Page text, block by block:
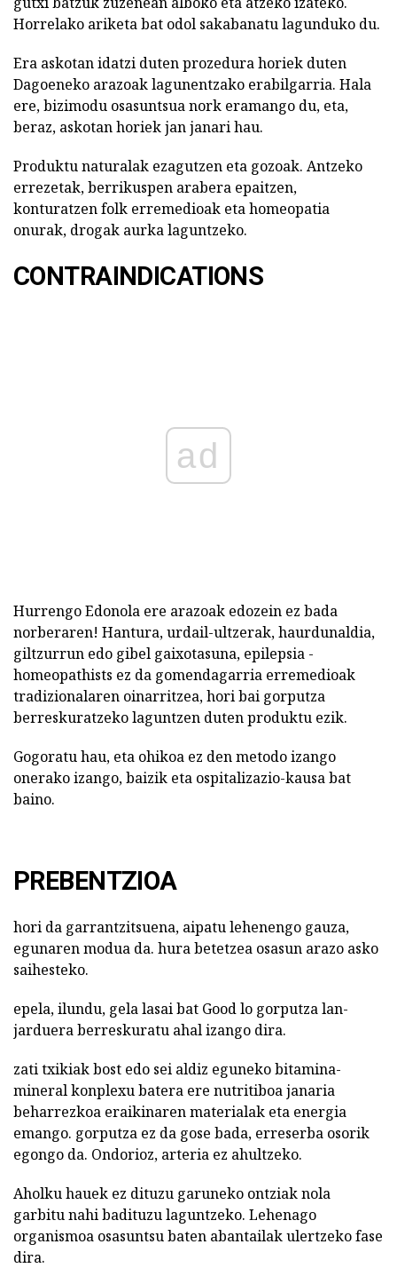
Horrelako ariketa bat odol sakabanatu lagunduko du.
Era askotan idatzi duten prozedura horiek duten
Dagoeneko arazoak lagunentzako erabilgarria. Hala
ere, bizimodu osasuntsua nork eramango du, eta,
beraz, askotan horiek jan janari hau.
Produktu naturalak ezagutzen eta gozoak. Antzeko
errezetak, berrikuspen arabera epaitzen,
konturatzen folk erremedioak eta homeopatia
onurak, drogak aurka laguntzeko.
CONTRAINDICATIONS
ad
Hurrengo Edonola ere arazoak edozein ez bada
norberaren! Hantura, urdail-ultzerak, haurdunaldia,
giltzurrun edo gibel gaixotasuna, epilepsia -
homeopathists ez da gomendagarria erremedioak
tradizionalaren oinarritzea, hori bai gorputza
berreskuratzeko laguntzen duten produktu ezik.
Gogoratu hau, eta ohikoa ez den metodo izango
onerako izango, baizik eta ospitalizazio-kausa bat
baino.
PREBENTZIOA
hori da garrantzitsuena, aipatu lehenengo gauza,
egunaren modua da. hura betetzea osasun arazo asko
saihesteko.
epela, ilundu, gela lasai bat Good lo gorputza lan-
jarduera berreskuratu ahal izango dira.
zati txikiak bost edo sei aldiz eguneko bitamina-
mineral konplexu batera ere nutritiboa janaria
beharrezkoa eraikinaren materialak eta energia
emango. gorputza ez da gose bada, erreserba osorik
egongo da. Ondorioz, arteria ez ahultzeko.
Aholku hauek ez dituzu garuneko ontziak nola
garbitu nahi badituzu laguntzeko. Lehenago
organismoa osasuntsu baten abantailak ulertzeko fase
dira.